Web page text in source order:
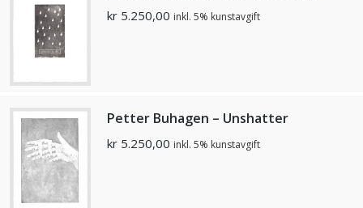
kr 5.250,00 inkl. 5% kunstavgift
Petter Buhagen – Unshatter
kr 5.250,00 inkl. 5% kunstavgift